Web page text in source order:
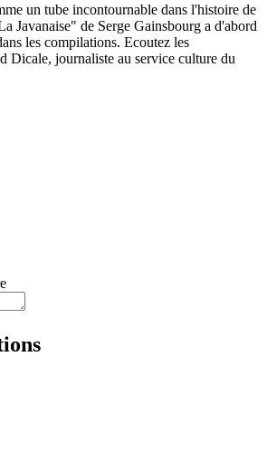
un tube incontournable dans l'histoire de
Javanaise" de Serge Gainsbourg a d'abord
les compilations. Ecoutez les
Dicale, journaliste au service culture du